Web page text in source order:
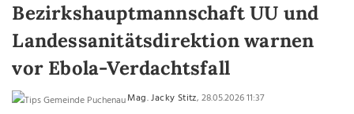
Bezirkshauptmannschaft UU und
Landessanitätsdirektion warnen
vor Ebola-Verdachtsfall
Mag. Jacky Stitz, 28.05.2026 11:37